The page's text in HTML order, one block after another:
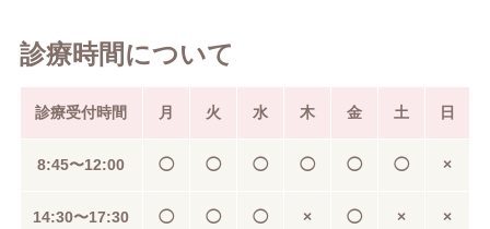
診療時間について
診療受付時間 月 火 水 木 金 土 日
8:45〜12:00 ◯ ◯ ◯ ◯ ◯ ◯ ×
14:30〜17:30 ◯ ◯ ◯ × ◯ × ×